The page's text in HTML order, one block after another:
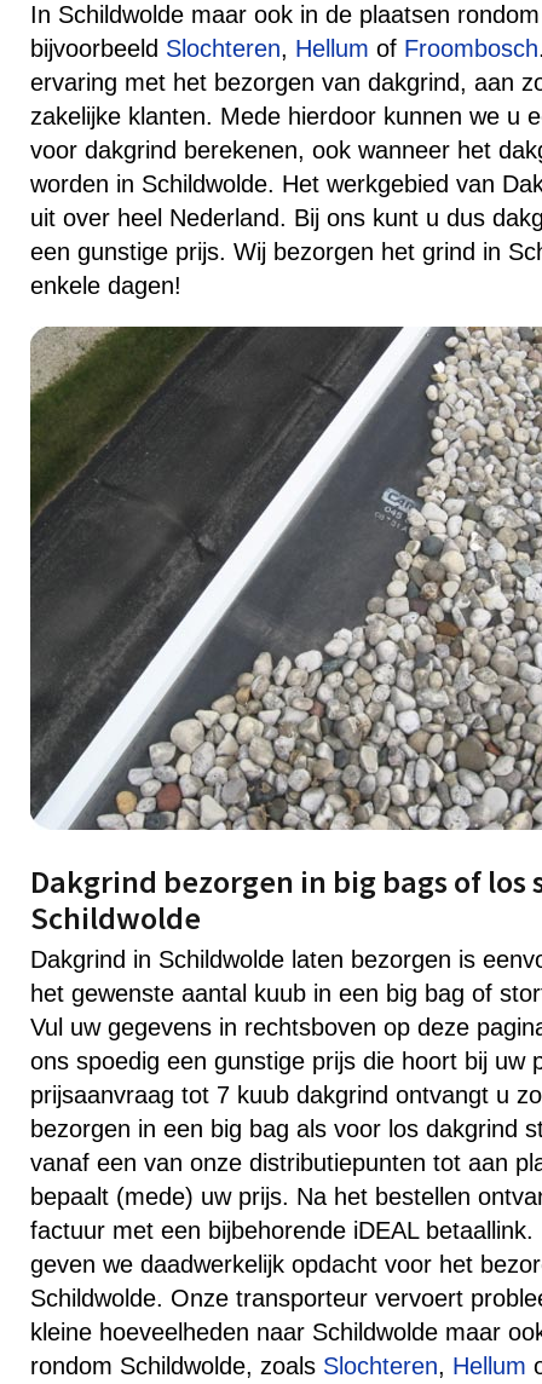
In Schildwolde maar ook in de plaatsen
bijvoorbeeld Slochteren, Hellum of Froombosch
ervaring met het bezorgen van dakgrind, aan
zakelijke klanten. Mede hierdoor kunnen we u
voor dakgrind berekenen, ook wanneer het
worden in Schildwolde. Het werkgebied van
uit over heel Nederland. Bij ons kunt u dus
een gunstige prijs. Wij bezorgen het grind in
enkele dagen!
Dakgrind bezorgen in big bags of los
Schildwolde
Dakgrind in Schildwolde laten bezorgen is
het gewenste aantal kuub in een big bag of
Vul uw gegevens in rechtsboven op deze
ons spoedig een gunstige prijs die hoort bij uw
prijsaanvraag tot 7 kuub dakgrind ontvangt u
bezorgen in een big bag als voor los dakgrind
vanaf een van onze distributiepunten tot aan
bepaalt (mede) uw prijs. Na het bestellen
factuur met een bijbehorende iDEAL betaallink.
geven we daadwerkelijk opdacht voor het
Schildwolde. Onze transporteur vervoert
kleine hoeveelheden naar Schildwolde maar
rondom Schildwolde, zoals Slochteren, Hellum